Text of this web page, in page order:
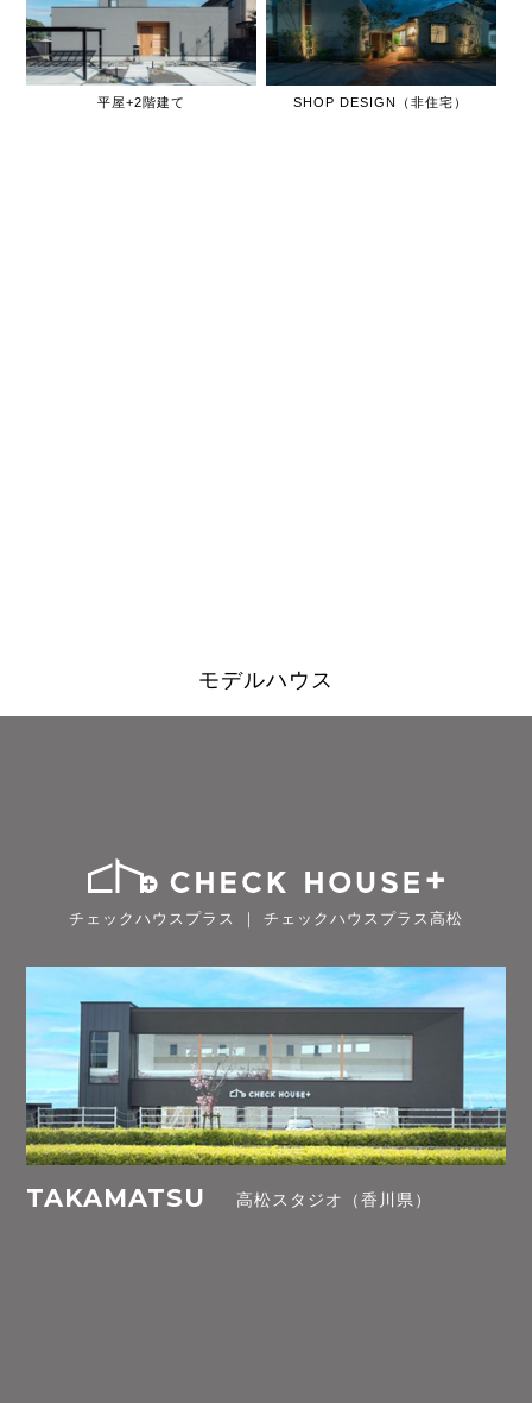
平屋+2階建て SHOP DESIGN（非住宅）
モデルハウス
チェックハウスプラス ｜ チェックハウスプラス高松
TAKAMATSU 高松スタジオ（香川県）